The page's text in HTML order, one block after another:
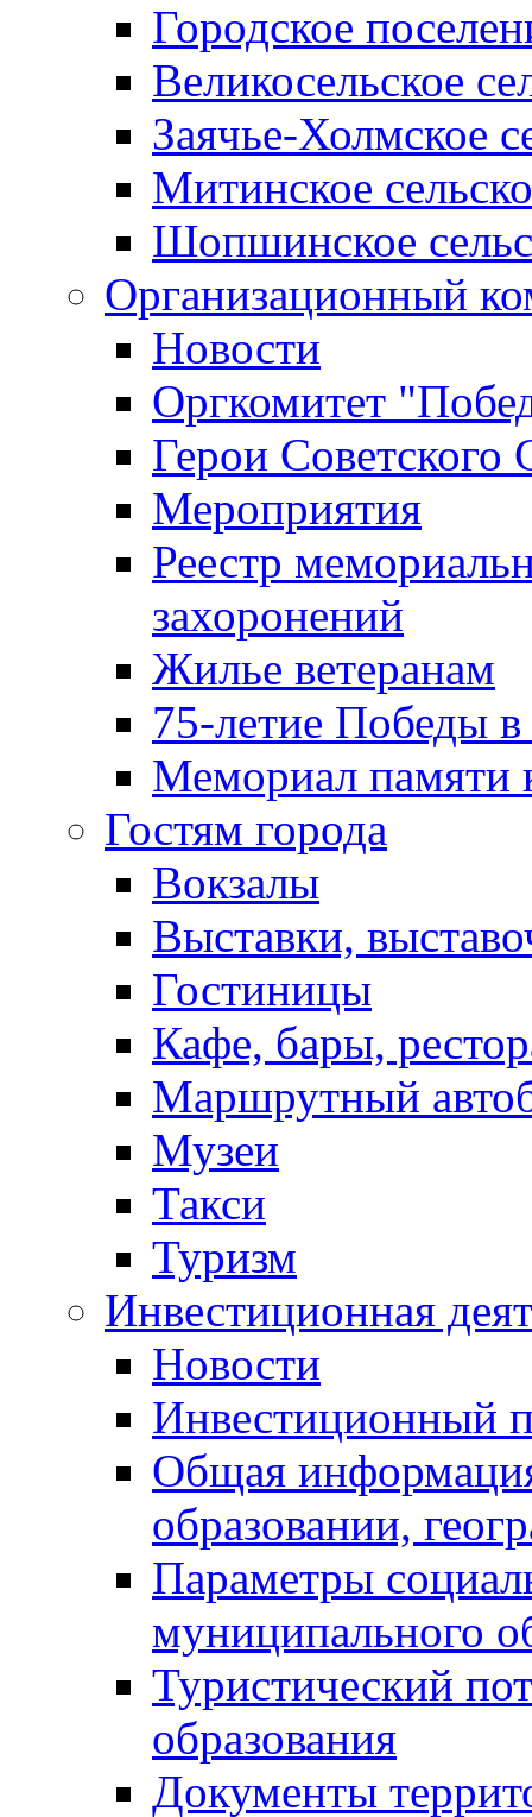
Городское
Великосельское
Заячье-Холмское
Митинское
Шопшинское
Организационный
Новости
Оргкомитет
Герои Советского
Мероприятия
Реестр
захоронений
Жилье ветеранам
75-летие Победы
Мемориал памяти
Гостям города
Вокзалы
Выставки,
Гостиницы
Кафе, бары,
Маршрутный
Музеи
Такси
Туризм
Инвестиционная
Новости
Инвестиционный
Общая
образовании,
Параметры
муниципального
Туристический
образования
Документы